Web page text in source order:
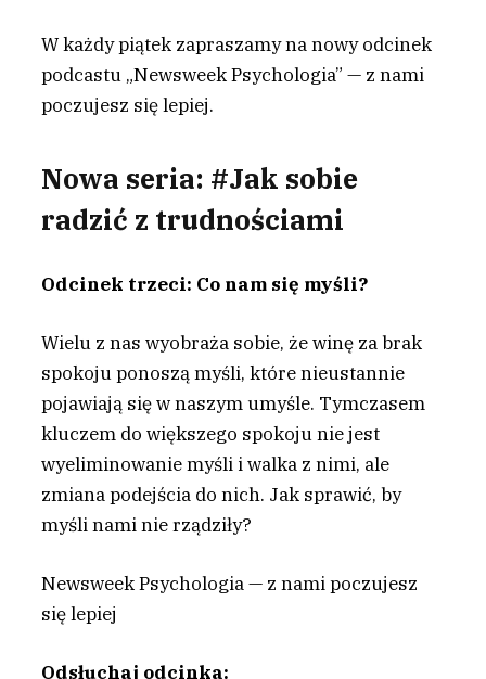
W każdy piątek zapraszamy na nowy odcinek
podcastu „Newsweek Psychologia” — z nami
poczujesz się lepiej.
Nowa seria: #Jak sobie
radzić z trudnościami
Odcinek trzeci: Co nam się myśli?
Wielu z nas wyobraża sobie, że winę za brak
spokoju ponoszą myśli, które nieustannie
pojawiają się w naszym umyśle. Tymczasem
kluczem do większego spokoju nie jest
wyeliminowanie myśli i walka z nimi, ale
zmiana podejścia do nich. Jak sprawić, by
myśli nami nie rządziły?
Newsweek Psychologia — z nami poczujesz
się lepiej
Odsłuchaj odcinka: